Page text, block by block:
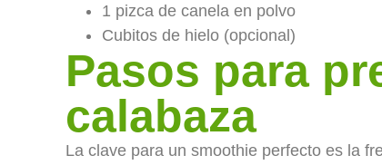
1 pizca de canela en polvo
Cubitos de hielo (opcional)
Pasos para
calabaza
La clave para un smoothie perfecto es la